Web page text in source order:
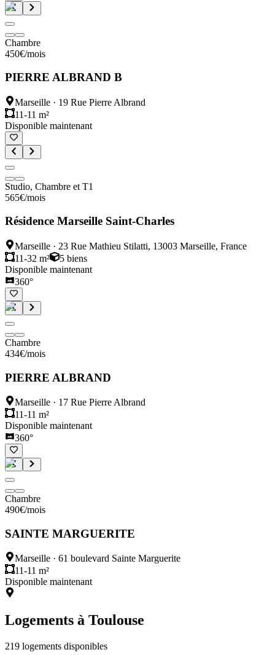
Chambre
450€/mois
PIERRE ALBRAND B
Marseille · 19 Rue Pierre Albrand
11-11 m²
Disponible maintenant
Studio, Chambre et T1
565€/mois
Résidence Marseille Saint-Charles
Marseille · 23 Rue Mathieu Stilatti, 13003 Marseille, France
11-32 m²
5 biens
Disponible maintenant
360°
Chambre
434€/mois
PIERRE ALBRAND
Marseille · 17 Rue Pierre Albrand
11-11 m²
Disponible maintenant
360°
Chambre
490€/mois
SAINTE MARGUERITE
Marseille · 61 boulevard Sainte Marguerite
11-11 m²
Disponible maintenant
Logements à Toulouse
219 logements disponibles